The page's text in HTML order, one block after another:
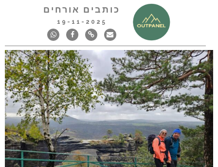
כותבים אורחים
19-11-2025